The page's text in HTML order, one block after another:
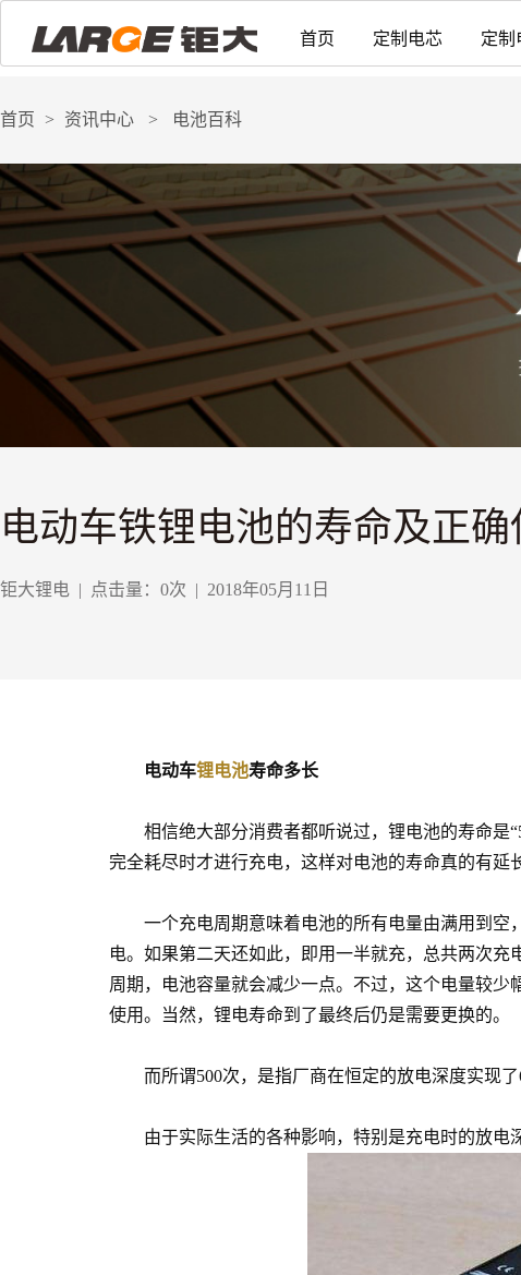
首页 定制电芯 定制
首页 > 资讯中心 > 电池百科
电动车铁锂电池的寿命及正确
钜大锂电 | 点击量： 0次 | 2018年05月11日
电动车锂电池寿命多长
相信绝大部分消费者都听说过，锂电池的寿命是
完全耗尽时才进行充电，这样对电池的寿命真的有延
一个充电周期意味着电池的所有电量由满用到空
电。如果第二天还如此，即用一半就充，总共两次
周期，电池容量就会减少一点。不过，这个电量较
使用。当然，锂电寿命到了最终后仍是需要更换的。
而所谓500次，是指厂商在恒定的放电深度实现了
由于实际生活的各种影响，特别是充电时的放电深